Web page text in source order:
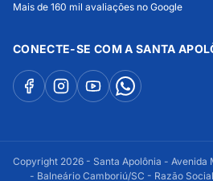
Mais de 160 mil avaliações no Google
CONECTE-SE COM A SANTA
Copyright 2026 - Santa Apolônia -
- Balneário Camboriú/SC - Razão